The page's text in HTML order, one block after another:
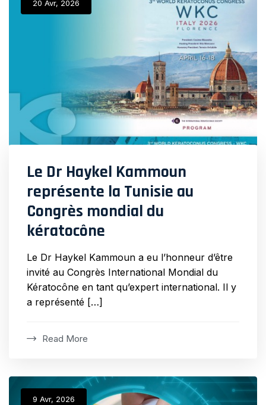
20 Avr, 2026
Le Dr Haykel Kammoun
représente la Tunisie au
Congrès mondial du
kératocône
Le Dr Haykel Kammoun a eu l’honneur d’être
invité au Congrès International Mondial du
Kératocône en tant qu’expert international. Il y
a représenté […]
Read More
9 Avr, 2026